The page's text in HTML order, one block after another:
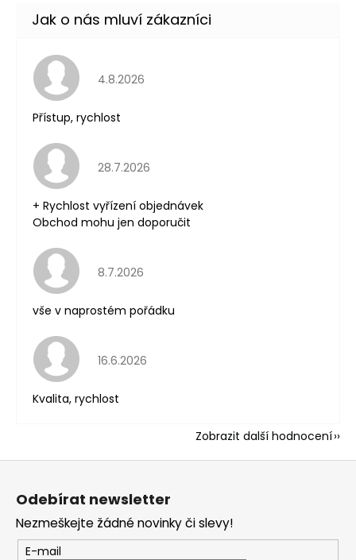
Hodnocení obchodu je 5 z 5 hvězdiček.
4.8.2026
Přístup, rychlost
Hodnocení obchodu je 5 z 5 hvězdiček.
28.7.2026
+ Rychlost vyřízení objednávek
Obchod mohu jen doporučit
Hodnocení obchodu je 5 z 5 hvězdiček.
8.7.2026
vše v naprostém pořádku
Hodnocení obchodu je 5 z 5 hvězdiček.
16.6.2026
Kvalita, rychlost
Zobrazit další hodnocení
Z
Odebírat newsletter
Nezmeškejte žádné novinky či slevy!
E-mail